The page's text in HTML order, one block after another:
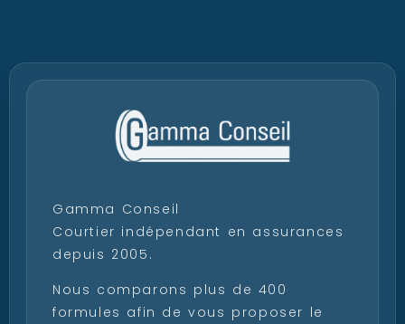
Gamma Conseil
Courtier indépendant en assurances
depuis 2005.
Nous comparons plus de 400
formules afin de vous proposer le